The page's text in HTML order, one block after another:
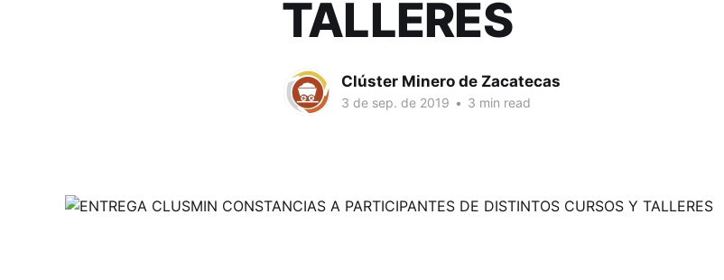
TALLERES
Clúster Minero de Zacatecas
3 de sep. de 2019 • 3 min read